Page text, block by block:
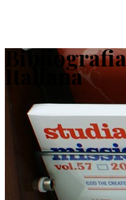
Italiana